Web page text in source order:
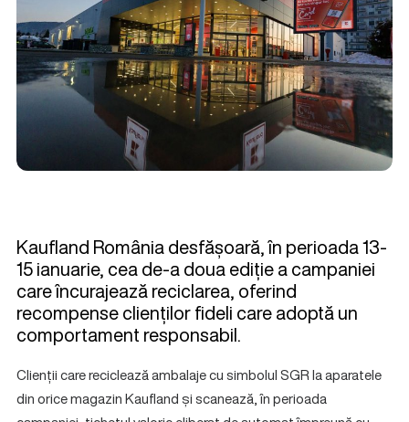
Kaufland România desfășoară, în perioada 13-
15 ianuarie, cea de-a doua ediție a campaniei
care încurajează reciclarea, oferind
recompense clienților fideli care adoptă un
comportament responsabil.
Clienții care reciclează ambalaje cu simbolul SGR la aparatele
din orice magazin Kaufland și scanează, în perioada